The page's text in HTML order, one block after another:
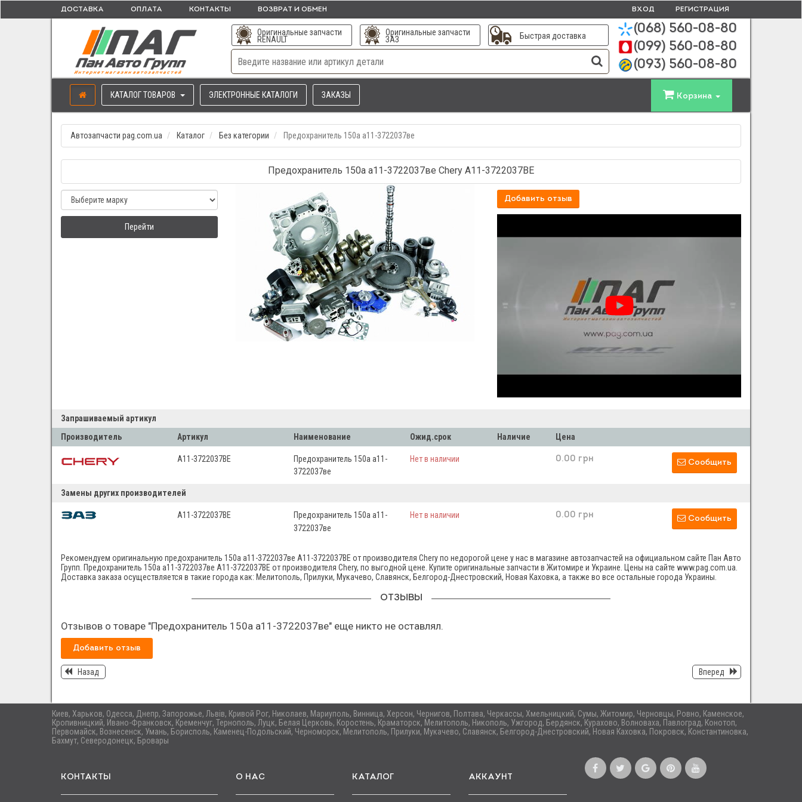
ДОСТАВКА ОПЛАТА КОНТАКТЫ ВОЗВРАТ И ОБМЕН ВХОД РЕГИСТРАЦИЯ
Оригинальные запчасти
RENAULT
Оригинальные запчасти
ЗАЗ Быстрая доставка (068) 560-08-80
(099) 560-08-80
(093) 560-08-80
КАТАЛОГ ТОВАРОВ ЭЛЕКТРОННЫЕ КАТАЛОГИ ЗАКАЗЫ Корзина
Автозапчасти pag.com.ua Каталог Без категории Предохранитель 150а а11-3722037ве
Предохранитель 150а а11-3722037ве Chery A11-3722037BE
Перейти
Добавить отзыв
Запрашиваемый артикул
Производитель
Артикул Наименование Ожид.срок Наличие Цена
A11-3722037BE
Предохранитель 150а а11-
3722037ве
Нет в наличии 0.00 грн Сообщить
Замены других производителей
A11-3722037BE
Предохранитель 150а а11-
3722037ве
Нет в наличии 0.00 грн Сообщить
Рекомендуем оригинальную предохранитель 150а а11-3722037ве A11-3722037BE от производителя Chery по недорогой цене у нас в магазине автозапчастей на официальном сайте Пан Авто
Групп. Предохранитель 150а а11-3722037ве A11-3722037BE от производителя Chery, по выгодной цене. Купите оригинальные запчасти в Житомире и Украине. Цены на сайте www.pag.com.ua.
Доставка заказа осуществляется в такие города как: Мелитополь, Прилуки, Мукачево, Славянск, Белгород-Днестровский, Новая Каховка, а также во все остальные города Украины.
ОТЗЫВЫ
Отзывов о товаре "Предохранитель 150а а11-3722037ве" еще никто не оставлял.
Добавить отзыв
Назад Вперед
Киев, Харьков, Одесса, Днепр, Запорожье, Львів, Кривой Рог, Николаев, Мариуполь, Винница, Херсон, Чернигов, Полтава, Черкассы, Хмельницкий, Сумы, Житомир, Черновцы, Ровно, Каменское,
Кропивницкий, Ивано-Франковск, Кременчуг, Тернополь, Луцк, Белая Церковь, Коростень, Краматорск, Мелитополь, Никополь, Ужгород, Бердянск, Курахово, Волноваха, Павлоград, Конотоп,
Первомайск, Вознесенск, Умань, Борисполь, Каменец-Подольский, Черноморск, Мелитополь, Прилуки, Мукачево, Славянск, Белгород-Днестровский, Новая Каховка, Покровск, Константиновка,
Бахмут, Северодонецк, Бровары
КОНТАКТЫ О НАС КАТАЛОГ АККАУНТ